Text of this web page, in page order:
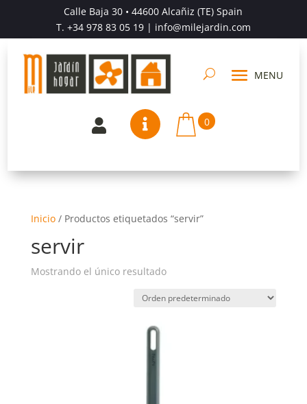
Calle Baja 30 • 44600 Alcañiz (TE) Spain
T. +34 978 83 05 19| info@milejardin.com
  0
Inicio/ Productos etiquetados “servir”
servir
Mostrando el único resultado